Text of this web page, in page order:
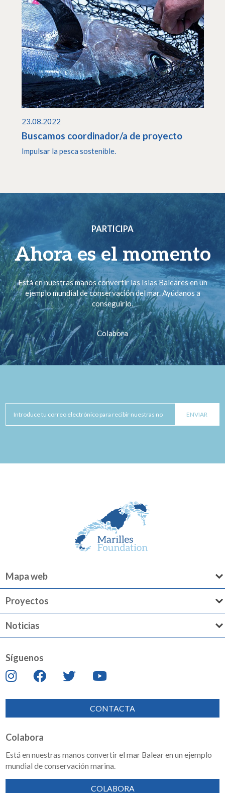
23.08.2022
Buscamos coordinador/a de proyecto
Impulsar la pesca sostenible.
PARTICIPA
Ahora es el momento
Está en nuestras manos convertir las Islas Baleares en un
ejemplo mundial de conservación del mar. Ayúdanos a
conseguirlo.
Colabora
Mapa web
Proyectos
Noticias
Síguenos
CONTACTA
Colabora
Está en nuestras manos convertir el mar Balear en un ejemplo
mundial de conservación marina.
COLABORA